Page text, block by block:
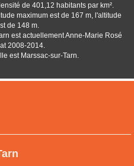
de 401,12 habitants par km².
maximum est de 167 m, l'altitude
de 148 m.
est actuellement Anne-Marie Rosé
2008-2014.
est Marssac-sur-Tarn.